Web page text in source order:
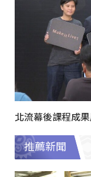
北流幕後課程成
推薦新聞